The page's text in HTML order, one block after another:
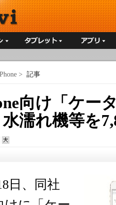
> 記事
向け「ケー
濡れ機等を
日、同社